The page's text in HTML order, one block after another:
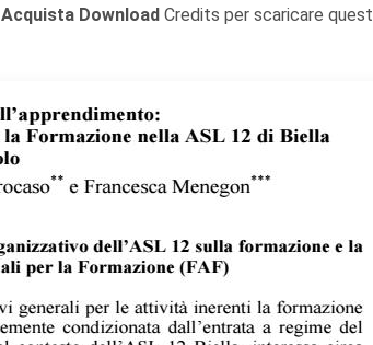
Acquista Download Credits per scaricare